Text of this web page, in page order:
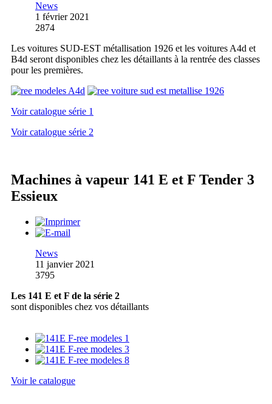
News
1 février 2021
2874
Les voitures SUD-EST métallisation 1926 et les voitures A4d et
B4d seront disponibles chez les détaillants à la rentrée des classes
pour les premières.
Voir catalogue série 1
Voir catalogue série 2
Machines à vapeur 141 E et F Tender 3
Essieux
News
11 janvier 2021
3795
Les 141 E et F de la série 2
sont disponibles chez vos détaillants
Voir le catalogue